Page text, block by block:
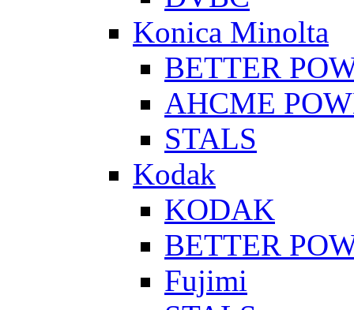
Konica Minolta
BETTER
AHCME
STALS
Kodak
KODAK
BETTER
Fujimi